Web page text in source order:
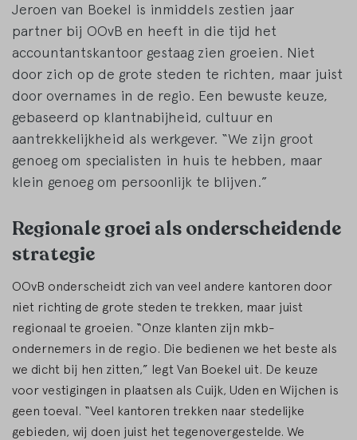
Jeroen van Boekel is inmiddels zestien jaar
partner bij OOvB en heeft in die tijd het
accountantskantoor gestaag zien groeien. Niet
door zich op de grote steden te richten, maar juist
door overnames in de regio. Een bewuste keuze,
gebaseerd op klantnabijheid, cultuur en
aantrekkelijkheid als werkgever. “We zijn groot
genoeg om specialisten in huis te hebben, maar
klein genoeg om persoonlijk te blijven.”
Regionale groei als onderscheidende
strategie
OOvB onderscheidt zich van veel andere kantoren door
niet richting de grote steden te trekken, maar juist
regionaal te groeien. “Onze klanten zijn mkb-
ondernemers in de regio. Die bedienen we het beste als
we dicht bij hen zitten,” legt Van Boekel uit. De keuze
voor vestigingen in plaatsen als Cuijk, Uden en Wijchen is
geen toeval. “Veel kantoren trekken naar stedelijke
gebieden, wij doen juist het tegenovergestelde. We